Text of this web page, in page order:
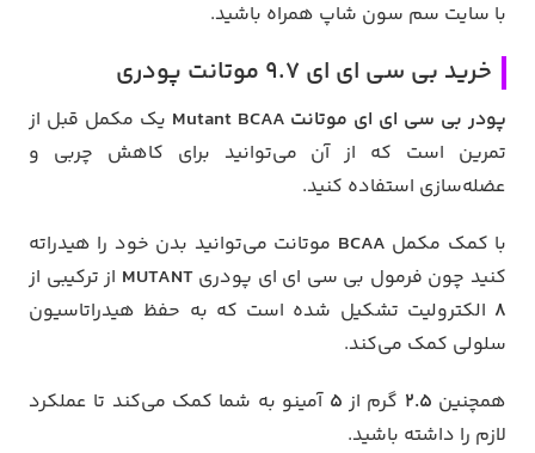
با سایت سم سون شاپ همراه باشید.
خرید بی سی ای ای 9.7 موتانت پودری
پودر بی سی ای ای موتانت Mutant BCAA
یک مکمل قبل از
تمرین است که از آن می‌توانید برای کاهش چربی و
عضله‌سازی استفاده کنید.
با کمک مکمل BCAA موتانت می‌توانید بدن خود را هیدراته
کنید چون فرمول بی سی ای ای پودریMUTANT از ترکیبی از
8 الکترولیت تشکیل شده است که به حفظ هیدراتاسیون
سلولی کمک می‌کند.
همچنین 2.5 گرم از 5 آمینو به شما کمک می‌کند تا عملکرد
لازم را داشته باشید.